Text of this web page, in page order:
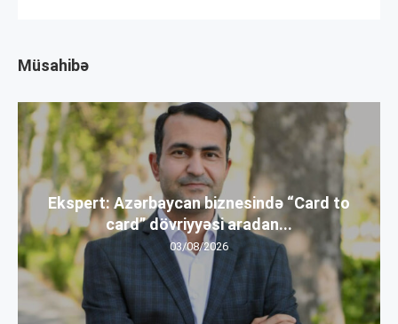
Müsahibə
Ekspert: Azərbaycan biznesində “Card to
card” dövriyyəsi aradan...
03/08/2026